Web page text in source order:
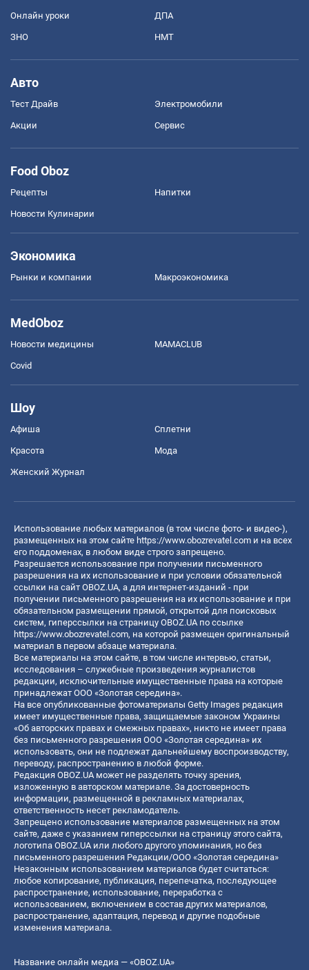
Онлайн уроки ДПА
ЗНО НМТ
Авто
Тест Драйв Электромобили
Акции Сервис
Food Oboz
Рецепты Напитки
Новости Кулинарии
Экономика
Рынки и компании Mакроэкономика
MedOboz
Новости медицины MAMACLUB
Covid
Шоу
Афиша Сплетни
Красота Мода
Женский Журнал
Использование любых материалов (в том числе фото- и видео-),
размещенных на этом сайте https://www.obozrevatel.com и на всех
его поддоменах, в любом виде строго запрещено.
Разрешается использование при получении письменного
разрешения на их использование и при условии обязательной
ссылки на сайт OBOZ.UA, а для интернет-изданий - при
получении письменного разрешения на их использование и при
обязательном размещении прямой, открытой для поисковых
систем, гиперссылки на страницу OBOZ.UA по ссылке
https://www.obozrevatel.com, на которой размещен оригинальный
материал в первом абзаце материала.
Все материалы на этом сайте, в том числе интервью, статьи,
исследования – служебные произведения журналистов
редакции, исключительные имущественные права на которые
принадлежат ООО «Золотая середина».
На все опубликованные фотоматериалы Getty Images редакция
имеет имущественные права, защищаемые законом Украины
«Об авторских правах и смежных правах», никто не имеет права
без письменного разрешения ООО «Золотая середина» их
использовать, они не подлежат дальнейшему воспроизводству,
переводу, распространению в любой форме.
Редакция OBOZ.UA может не разделять точку зрения,
изложенную в авторском материале. За достоверность
информации, размещенной в рекламных материалах,
ответственность несет рекламодатель.
Запрещено использование материалов размещенных на этом
сайте, даже с указанием гиперссылки на страницу этого сайта,
логотипа OBOZ.UA или любого другого упоминания, но без
письменного разрешения Редакции/ООО «Золотая середина»
Незаконным использованием материалов будет считаться:
любое копирование, публикация, перепечатка, последующее
распространение, использование, переработка с
использованием, включением в состав других материалов,
распространение, адаптация, перевод и другие подобные
изменения материала.
Название онлайн медиа — «OBOZ.UA»